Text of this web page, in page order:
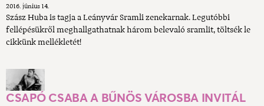
2016. június 14.
Szász Huba is tagja a Leányvár Sramli zenekarnak. Legutóbbi
fellépésükről meghallgathatnak három belevaló sramlit, töltsék le
cikkünk mellékletét!
CSAPÓ CSABA A BŰNÖS VÁROSBA INVITÁL